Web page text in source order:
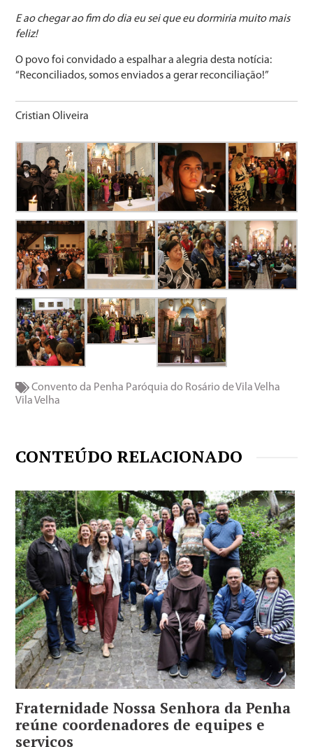
E ao chegar ao fim do dia eu sei que eu dormiria muito mais
feliz!
O povo foi convidado a espalhar a alegria desta notícia:
“Reconciliados, somos enviados a gerar reconciliação!”
Cristian Oliveira
Convento da Penha Paróquia do Rosário de Vila Velha
Vila Velha
CONTEÚDO RELACIONADO
Fraternidade Nossa Senhora da Penha
reúne coordenadores de equipes e
serviços